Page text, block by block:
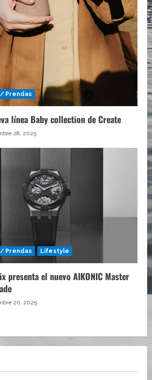
Prendas
línea Baby collection de Create
28, 2025
Prendas Lifestyle
presenta el nuevo AIKONIC Master
20, 2025